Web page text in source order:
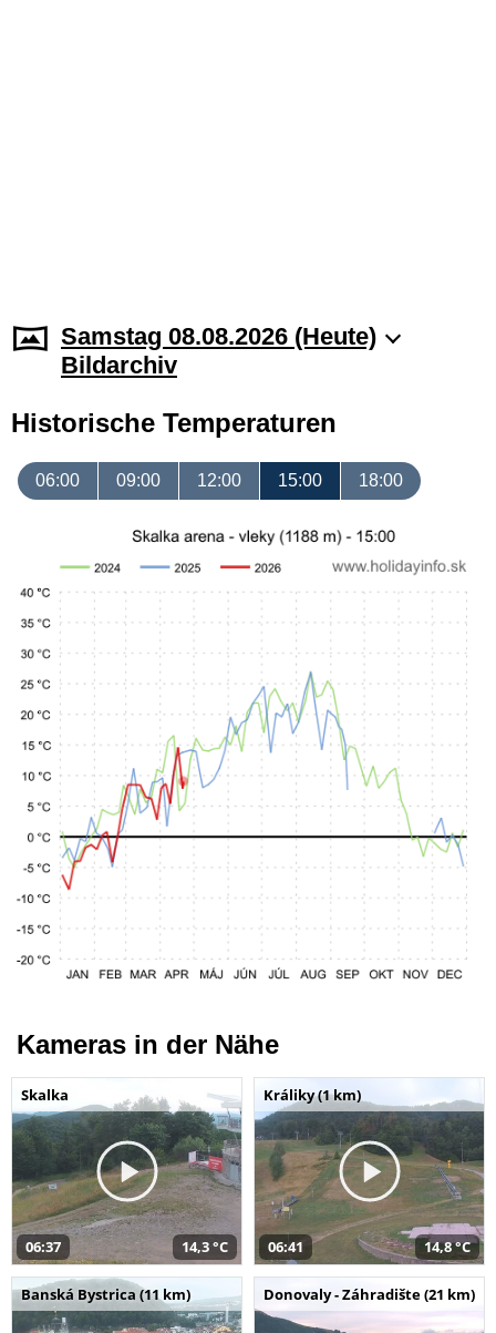
Samstag 08.08.2026 (Heute)
Bildarchiv
Historische Temperaturen
06:00 09:00 12:00 15:00 18:00
Kameras in der Nähe
Skalka
06:37 14,3 °C
Králiky (1 km)
06:41 14,8 °C
Banská Bystrica (11 km) Donovaly - Záhradište (21 km)